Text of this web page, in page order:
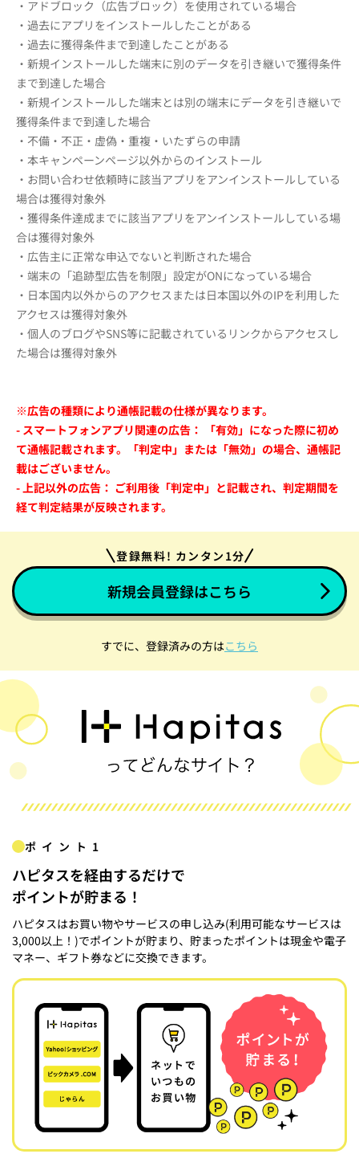
・アドブロック（広告ブロック）を使用されている場合
・過去にアプリをインストールしたことがある
・過去に獲得条件まで到達したことがある
・新規インストールした端末に別のデータを引き継いで獲得条件
まで到達した場合
・新規インストールした端末とは別の端末にデータを引き継いで
獲得条件まで到達した場合
・不備・不正・虚偽・重複・いたずらの申請
・本キャンペーンページ以外からのインストール
・お問い合わせ依頼時に該当アプリをアンインストールしている
場合は獲得対象外
・獲得条件達成までに該当アプリをアンインストールしている場
合は獲得対象外
・広告主に正常な申込でないと判断された場合
・端末の「追跡型広告を制限」設定がONになっている場合
・日本国内以外からのアクセスまたは日本国以外のIPを利用した
アクセスは獲得対象外
・個人のブログやSNS等に記載されているリンクからアクセスし
た場合は獲得対象外
※広告の種類により通帳記載の仕様が異なります。
- スマートフォンアプリ関連の広告： 「有効」になった際に初め
て通帳記載されます。「判定中」または「無効」の場合、通帳記
載はございません。
- 上記以外の広告： ご利用後「判定中」と記載され、判定期間を
経て判定結果が反映されます。
登録無料! カンタン1分
新規会員登録はこちら
すでに、登録済みの方はこちら
ポイント1
ハピタスを経由するだけで
ポイントが貯まる！
ハピタスはお買い物やサービスの申し込み(利用可能なサービスは
3,000以上！)でポイントが貯まり、貯まったポイントは現金や電子
マネー、ギフト券などに交換できます。